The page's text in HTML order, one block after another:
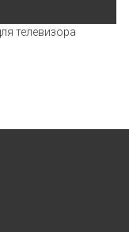
телевизора